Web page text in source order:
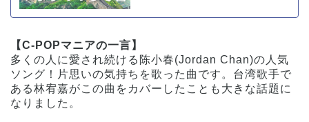
【C-POPマニアの一言】
多くの人に愛され続ける陈小春(Jordan Chan)の人気
ソング！片思いの気持ちを歌った曲です。台湾歌手で
ある林宥嘉がこの曲をカバーしたことも大きな話題に
なりました。